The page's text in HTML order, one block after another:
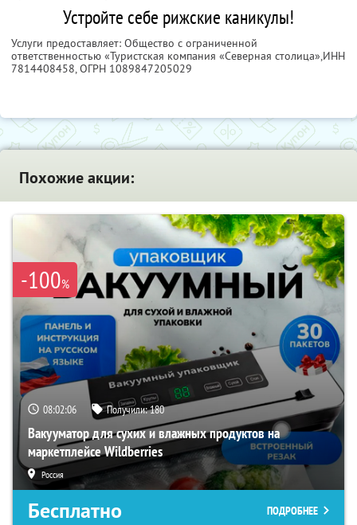
Устройте себе рижские каникулы!
Услуги предоставляет: Общество с ограниченной
ответственностью «Туристская компания «Северная столица»,ИНН
7814408458, ОГРН 1089847205029
Похожие акции:
-100%
08:02:04 Получили:180
Вакууматор для сухих и влажных продуктов на
маркетплейсе Wildberries
Россия
Бесплатно ПОДРОБНЕЕ